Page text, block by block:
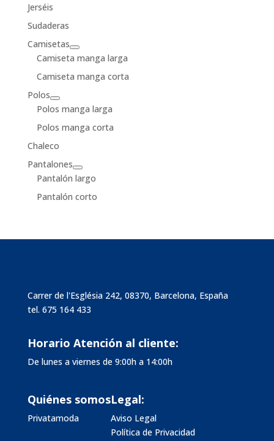
Jerséis
Sudaderas
Camisetas
Camiseta manga larga
Camiseta manga corta
Polos
Polos manga larga
Polos manga corta
Chaleco
Pantalones
Pantalón largo
Pantalón corto
Carrer de l'Església 242, 08370, Barcelona, España
tel. 675 164 433
Horario Atención al cliente:
De lunes a viernes de 9:00h a 14:00h
Quiénes somos
Privatamoda
Legal:
Aviso Legal
Política de Privacidad